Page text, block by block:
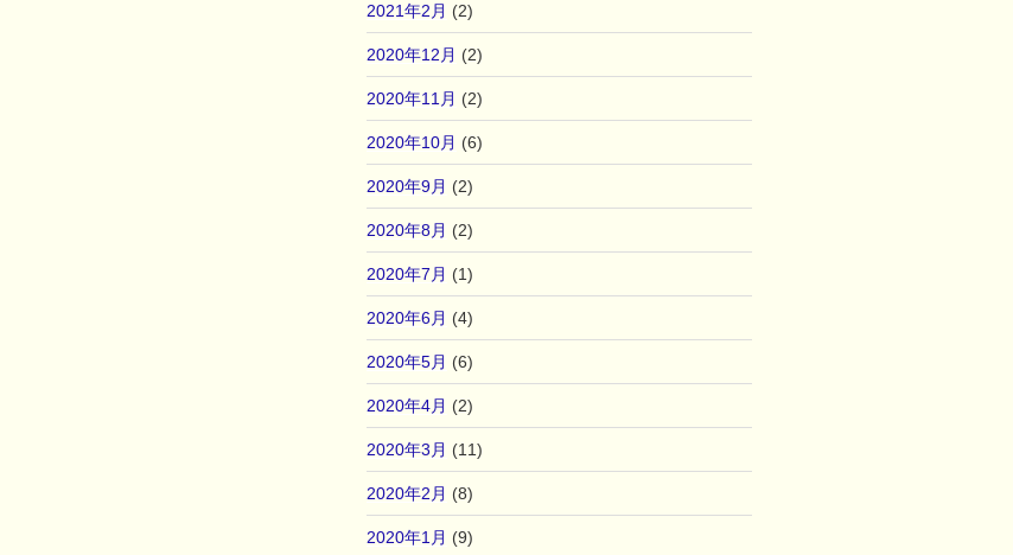
2021年2月 (2)
2020年12月 (2)
2020年11月 (2)
2020年10月 (6)
2020年9月 (2)
2020年8月 (2)
2020年7月 (1)
2020年6月 (4)
2020年5月 (6)
2020年4月 (2)
2020年3月 (11)
2020年2月 (8)
2020年1月 (9)